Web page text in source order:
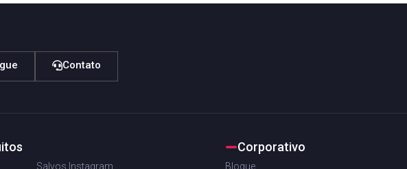
Contato
Salvos Instagram
Corporativo
Blogue